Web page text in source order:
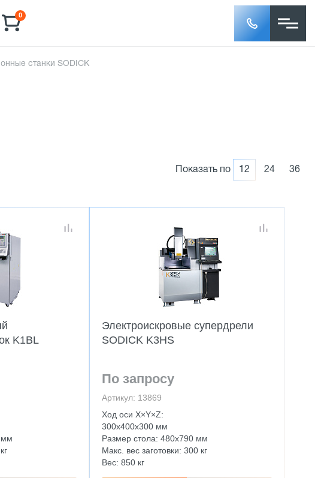
0
станки SODICK
Показать по 12 24 36
K1BL
мм
Электроискровые супердрели
SODICK K3HS
По запросу
Артикул: 13869
Ход оси X×Y×Z:
300x400x300 мм
Размер стола: 480х790 мм
Макс. вес заготовки: 300 кг
Вес: 850 кг